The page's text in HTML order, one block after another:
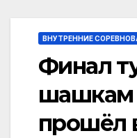
ВНУТРЕННИЕ
Финал
шашкам
прошёл